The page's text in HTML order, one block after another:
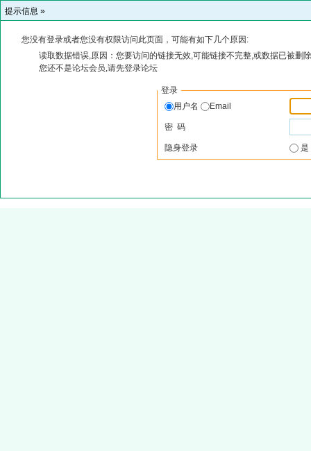
提示信息 »
您没有登录或者您没有权限访问此页面，可能有如下几个原因:
读取数据错误,原因：您要访问的链接无效,可能链接不完整,或数据已被删
您还不是论坛会员,请先登录论坛
登录
用户名
Email
密 码
隐身登录